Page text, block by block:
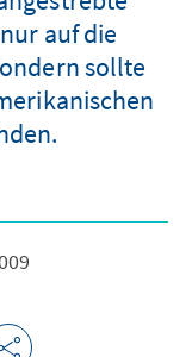
auf die
sollte